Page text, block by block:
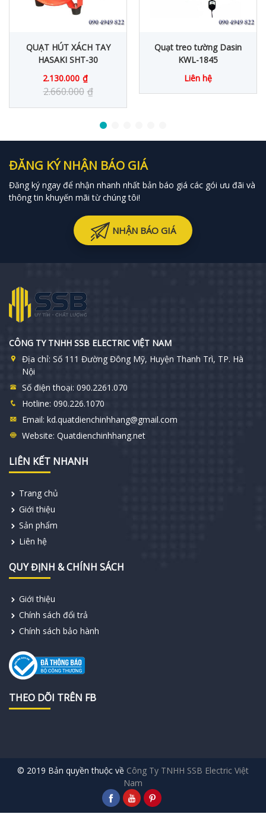
QUẠT HÚT XÁCH TAY
HASAKI SHT-30
2.130.000 ₫
2.660.000 ₫
Quạt treo tường Dasin
KWL-1845
Liên hệ
ĐĂNG KÝ NHẬN BÁO GIÁ
Đăng ký ngay để nhận nhanh nhất bản báo giá các gói ưu đãi và
thông tin khuyến mãi từ chúng tôi!
NHẬN BÁO GIÁ
CÔNG TY TNHH SSB ELECTRIC VIỆT NAM
Địa chỉ: Số 111 Đường Đông Mỹ, Huyện Thanh Trì, TP. Hà
Nội
Số điện thoại: 090.2261.070
Hotline: 090.226.1070
Email: kd.quatdienchinhhang@gmail.com
Website: Quatdienchinhhang.net
LIÊN KẾT NHANH
Trang chủ
Giới thiệu
Sản phẩm
Liên hệ
QUY ĐỊNH & CHÍNH SÁCH
Giới thiệu
Chính sách đổi trả
Chính sách bảo hành
THEO DÕI TRÊN FB
© 2019 Bản quyền thuộc về Công Ty TNHH SSB Electric Việt
Nam